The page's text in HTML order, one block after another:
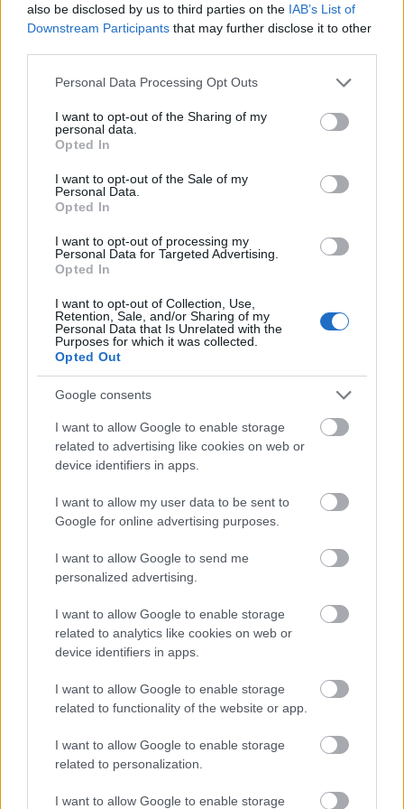
also be disclosed by us to third parties on the IAB’s List of
Downstream Participants that may further disclose it to other
Please note that this website/app uses one or more Google
not limited to your visit or usage behaviour. You may click to
grant or deny consent to Google and its third-party tags to
use your data for below specified purposes in below Google
consent section.
Personal Data Processing Opt Outs
I want to opt-out of the Sharing of my
personal data.
Opted In
I want to opt-out of the Sale of my
Personal Data.
Opted In
I want to opt-out of processing my
Personal Data for Targeted Advertising.
Opted In
I want to opt-out of Collection, Use,
Retention, Sale, and/or Sharing of my
Personal Data that Is Unrelated with the
Purposes for which it was collected.
Opted Out
Google consents
I want to allow Google to enable storage
related to advertising like cookies on web or
device identifiers in apps.
I want to allow my user data to be sent to
Google for online advertising purposes.
I want to allow Google to send me
personalized advertising.
I want to allow Google to enable storage
related to analytics like cookies on web or
device identifiers in apps.
I want to allow Google to enable storage
related to functionality of the website or app.
I want to allow Google to enable storage
related to personalization.
I want to allow Google to enable storage
2022.31. hét 1poszt
2022.30. hét 1 poszt
2022.29. hét1poszt
28. hét 1 poszt
25. hét 2poszt
24. hét2 poszt
22. hét 1poszt
21. hét 2poszt
20. hét 1 poszt
19. hét 1poszt
18. hét 1 poszt
17. hét 1 poszt
16. hét 2poszt
15. hét
14. hét1 poszt
13. hét 2 poszt
12. hét 1poszt
2022.11. hét1poszt
10. hét3poszt
8. hét1poszt
7. hét1 poszt
6. hét1 poszt
5. hét
poszt
4. hét 1poszt
3. hét 3 poszt
2. hét2poszt
50. hét 3poszt
48. hét 4poszt
47. hét 3poszt
46. hét 1poszt
44. hét 2poszt
43. hét 4poszt
41. hét 3poszt
40. hét 2poszt